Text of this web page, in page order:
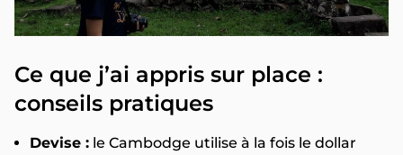
Ce que j’ai appris sur place :
conseils pratiques
Devise : le Cambodge utilise à la fois le dollar